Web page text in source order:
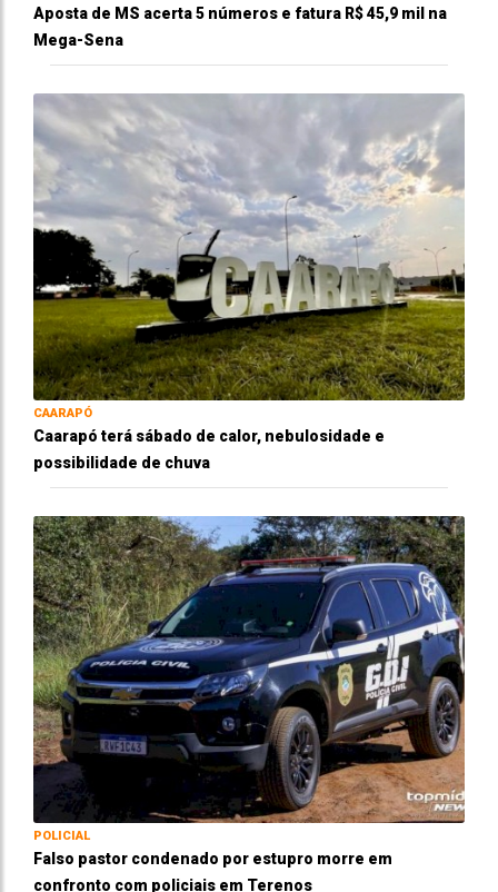
Aposta de MS acerta 5 números e fatura R$ 45,9 mil na
Mega-Sena
CAARAPÓ
Caarapó terá sábado de calor, nebulosidade e
possibilidade de chuva
POLICIAL
Falso pastor condenado por estupro morre em
confronto com policiais em Terenos